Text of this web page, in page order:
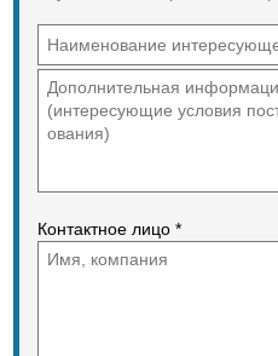
Контактное лицо *